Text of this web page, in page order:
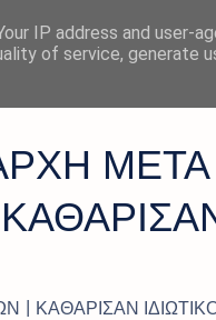
ΜΕΤΑ
| ΚΑΘΑΡΙΣΑΝ
IP address and user-
of service, generate